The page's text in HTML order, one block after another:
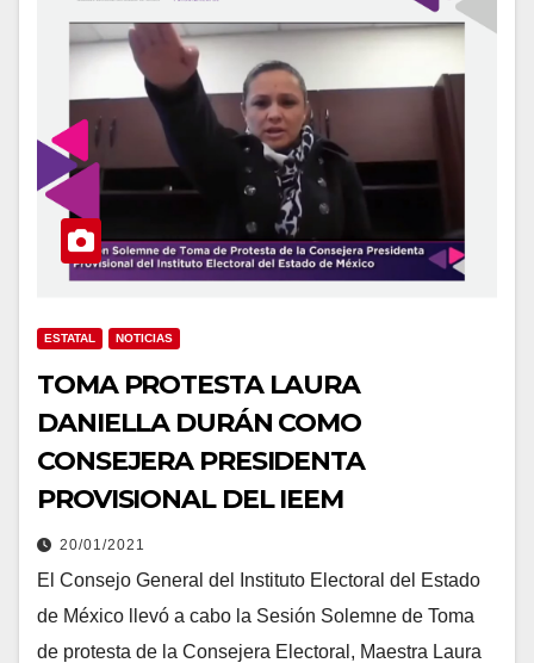
ESTATAL NOTICIAS
TOMA PROTESTA LAURA
DANIELLA DURÁN COMO
CONSEJERA PRESIDENTA
PROVISIONAL DEL IEEM
20/01/2021
El Consejo General del Instituto Electoral del Estado
de México llevó a cabo la Sesión Solemne de Toma
de protesta de la Consejera Electoral, Maestra Laura